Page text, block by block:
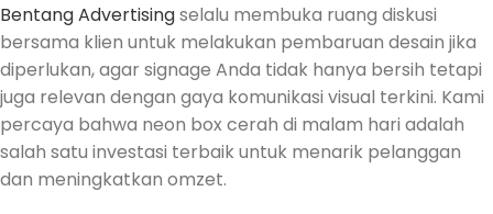
Bentang Advertisingselalu membuka ruang diskusi
bersama klien untuk melakukan pembaruan desain jika
diperlukan, agar signage Anda tidak hanya bersih tetapi
juga relevan dengan gaya komunikasi visual terkini. Kami
percaya bahwa neon box cerah di malam hari adalah
salah satu investasi terbaik untuk menarik pelanggan
dan meningkatkan omzet.